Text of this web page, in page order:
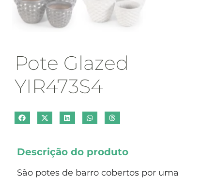
Pote Glazed
YIR473S4
Descrição do produto
São potes de barro cobertos por uma